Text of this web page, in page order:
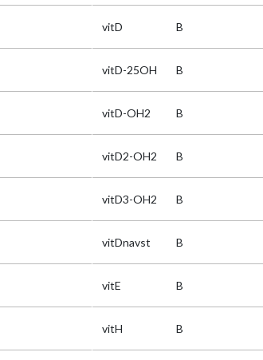
vitD B
vitD-25OH B
vitD-OH2 B
vitD2-OH2 B
vitD3-OH2 B
vitDnavst B
vitE B
vitH B